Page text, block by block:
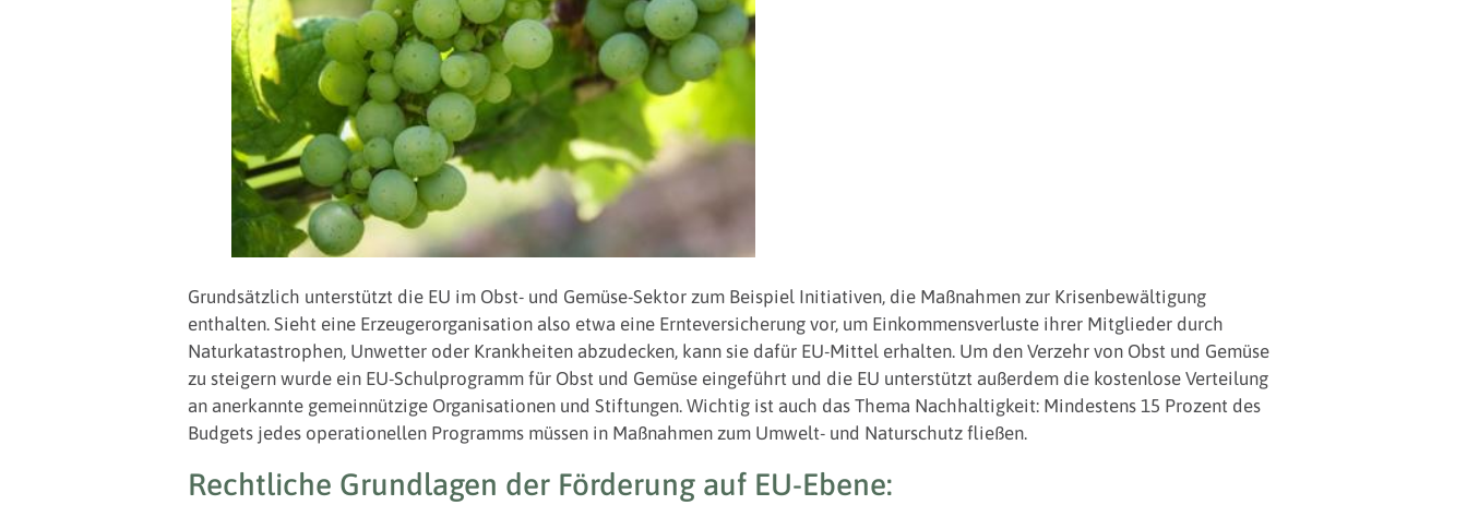
Grundsätzlich unterstützt die EU im Obst- und Gemüse-Sektor zum Beispiel Initiativen, die Maßnahmen zur Krisenbewältigung
enthalten. Sieht eine Erzeugerorganisation also etwa eine Ernteversicherung vor, um Einkommensverluste ihrer Mitglieder durch
Naturkatastrophen, Unwetter oder Krankheiten abzudecken, kann sie dafür EU-Mittel erhalten. Um den Verzehr von Obst und Gemüse
zu steigern wurde ein EU-Schulprogramm für Obst und Gemüse eingeführt und die EU unterstützt außerdem die kostenlose Verteilung
an anerkannte gemeinnützige Organisationen und Stiftungen. Wichtig ist auch das Thema Nachhaltigkeit: Mindestens 15 Prozent des
Budgets jedes operationellen Programms müssen in Maßnahmen zum Umwelt- und Naturschutz fließen.
Rechtliche Grundlagen der Förderung auf EU-Ebene: